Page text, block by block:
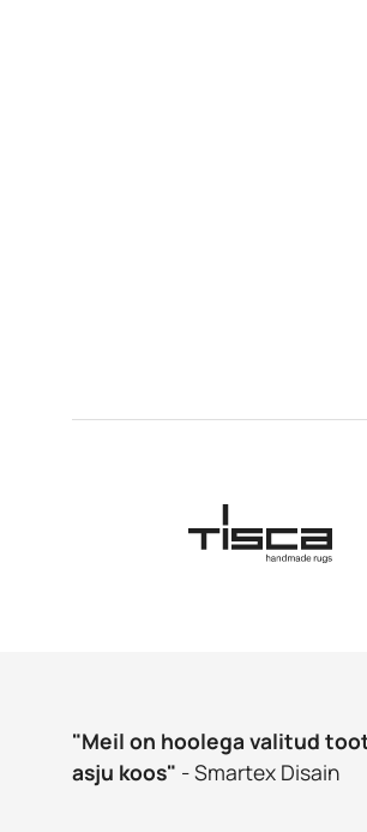
"Meil on hoolega valitud
asju koos" - Smartex Disain